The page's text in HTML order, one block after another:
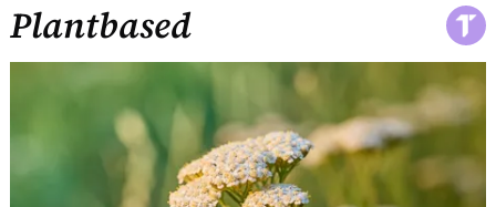
Plantbased